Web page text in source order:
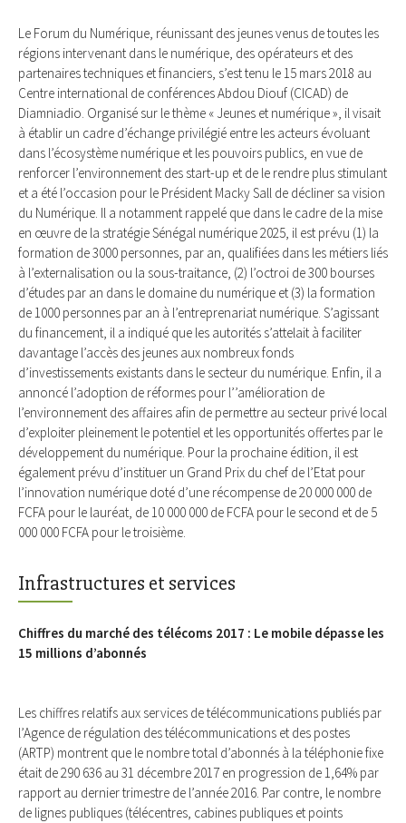
Le Forum du Numérique, réunissant des jeunes venus de toutes les
régions intervenant dans le numérique, des opérateurs et des
partenaires techniques et financiers, s’est tenu le 15 mars 2018 au
Centre international de conférences Abdou Diouf (CICAD) de
Diamniadio. Organisé sur le thème « Jeunes et numérique », il visait
à établir un cadre d’échange privilégié entre les acteurs évoluant
dans l’écosystème numérique et les pouvoirs publics, en vue de
renforcer l’environnement des start-up et de le rendre plus stimulant
et a été l’occasion pour le Président Macky Sall de décliner sa vision
du Numérique. Il a notamment rappelé que dans le cadre de la mise
en œuvre de la stratégie Sénégal numérique 2025, il est prévu (1) la
formation de 3000 personnes, par an, qualifiées dans les métiers liés
à l’externalisation ou la sous-traitance, (2) l’octroi de 300 bourses
d’études par an dans le domaine du numérique et (3) la formation
de 1000 personnes par an à l’entreprenariat numérique. S’agissant
du financement, il a indiqué que les autorités s’attelait à faciliter
davantage l’accès des jeunes aux nombreux fonds
d’investissements existants dans le secteur du numérique. Enfin, il a
annoncé l’adoption de réformes pour l’’amélioration de
l’environnement des affaires afin de permettre au secteur privé local
d’exploiter pleinement le potentiel et les opportunités offertes par le
développement du numérique. Pour la prochaine édition, il est
également prévu d’instituer un Grand Prix du chef de l’Etat pour
l’innovation numérique doté d’une récompense de 20 000 000 de
FCFA pour le lauréat, de 10 000 000 de FCFA pour le second et de 5
000 000 FCFA pour le troisième.
Infrastructures et services
Chiffres du marché des télécoms 2017 : Le mobile dépasse les
15 millions d’abonnés
Les chiffres relatifs aux services de télécommunications publiés par
l’Agence de régulation des télécommunications et des postes
(ARTP) montrent que le nombre total d’abonnés à la téléphonie fixe
était de 290 636 au 31 décembre 2017 en progression de 1,64% par
rapport au dernier trimestre de l’année 2016. Par contre, le nombre
de lignes publiques (télécentres, cabines publiques et points